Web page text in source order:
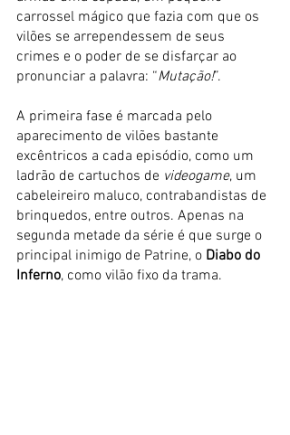
carrossel mágico que fazia com que os
vilões se arrependessem de seus
crimes e o poder de se disfarçar ao
pronunciar a palavra: “Mutação!”.
A primeira fase é marcada pelo
aparecimento de vilões bastante
excêntricos a cada episódio, como um
ladrão de cartuchos de videogame, um
cabeleireiro maluco, contrabandistas de
brinquedos, entre outros. Apenas na
segunda metade da série é que surge o
principal inimigo de Patrine, o Diabo do
Inferno, como vilão fixo da trama.